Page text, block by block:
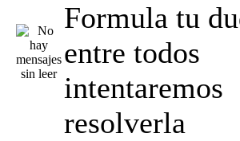
Formula tu
entre todos
intentaremos
resolverla